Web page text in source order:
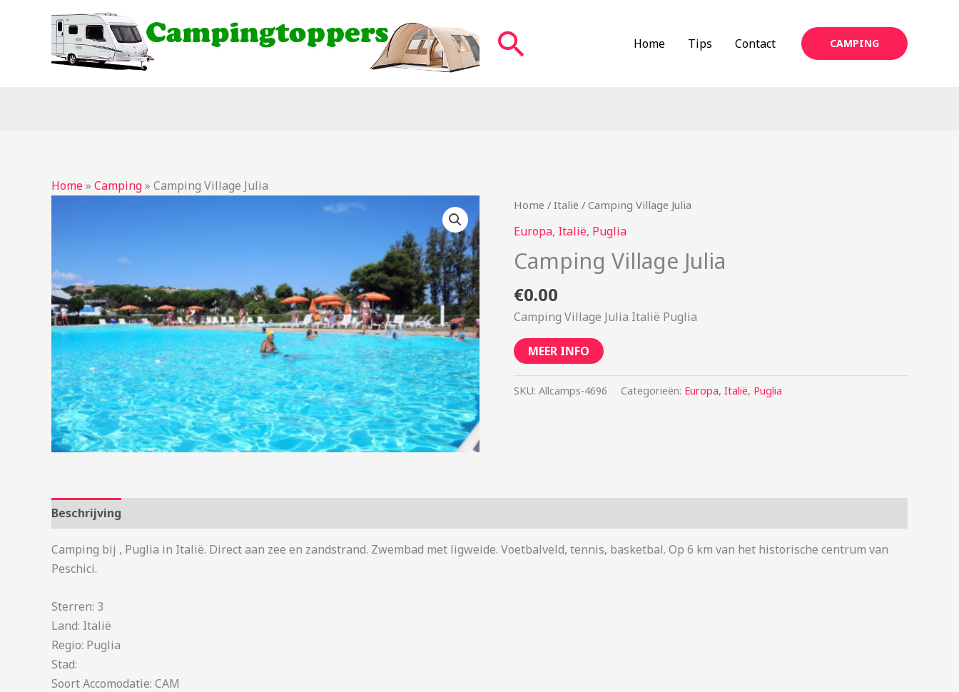
Zoeken Home Tips Contact CAMPING
Home» Camping» Camping Village Julia
Home / Italië / Camping Village Julia
Europa, Italië, Puglia
Camping Village Julia
€0.00
Camping Village Julia Italië Puglia
MEER INFO
SKU: Allcamps-4696 Categorieën: Europa, Italië, Puglia
Beschrijving
Camping bij , Puglia in Italië. Direct aan zee en zandstrand. Zwembad met ligweide. Voetbalveld, tennis, basketbal. Op 6 km van het historische centrum van
Peschici.
Sterren: 3
Land: Italië
Regio: Puglia
Stad:
Soort Accomodatie: CAM